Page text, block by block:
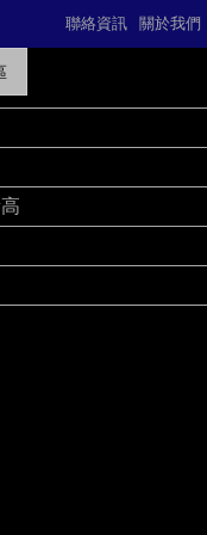
關於我們
聯絡資訊